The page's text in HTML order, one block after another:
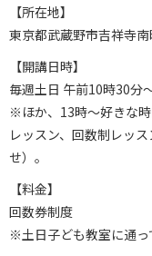
【所在地】
東京都武蔵野市吉祥寺
【開講日時】
毎週土日 午前10時30分
※ほか、13時〜好きな
レッスン、回数制レッ
せ）。
【料金】
回数券制度
※土日子ども教室に通